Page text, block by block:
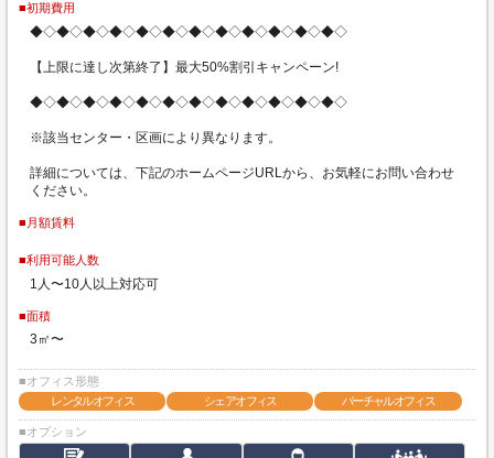
■初期費用
◆◇◆◇◆◇◆◇◆◇◆◇◆◇◆◇◆◇◆◇◆◇◆◇
【上限に達し次第終了】最大50%割引キャンペーン!
◆◇◆◇◆◇◆◇◆◇◆◇◆◇◆◇◆◇◆◇◆◇◆◇
※該当センター・区画により異なります。
詳細については、下記のホームページURLから、お気軽にお問い合わせ
ください。
■月額賃料
■利用可能人数
1人〜10人以上対応可
■面積
3㎡〜
■オフィス形態
レンタルオフィス
シェアオフィス バーチャルオフィス
■オプション